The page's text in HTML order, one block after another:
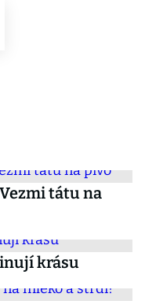
tátu na
krásu